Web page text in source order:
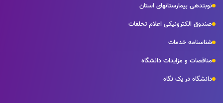
نوبتدهی بیمارستانهای استان
صندوق الکترونیکی اعلام تخلفات
شناسنامه خدمات
مناقصات و مزایدات دانشگاه
دانشگاه در یک نگاه